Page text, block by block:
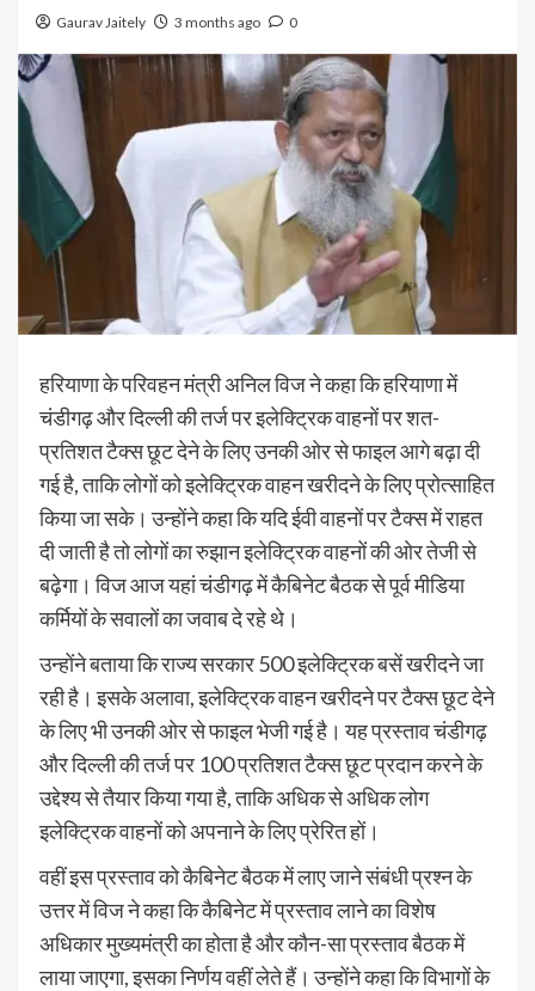
Gaurav Jaitely 3 months ago 0
हरियाणा के परिवहन मंत्री अनिल विज ने कहा कि हरियाणा में
चंडीगढ़ और दिल्ली की तर्ज पर इलेक्ट्रिक वाहनों पर शत-
प्रतिशत टैक्स छूट देने के लिए उनकी ओर से फाइल आगे बढ़ा दी
गई है, ताकि लोगों को इलेक्ट्रिक वाहन खरीदने के लिए प्रोत्साहित
किया जा सके। उन्होंने कहा कि यदि ईवी वाहनों पर टैक्स में राहत
दी जाती है तो लोगों का रुझान इलेक्ट्रिक वाहनों की ओर तेजी से
बढ़ेगा। विज आज यहां चंडीगढ़ में कैबिनेट बैठक से पूर्व मीडिया
कर्मियों के सवालों का जवाब दे रहे थे।
उन्होंने बताया कि राज्य सरकार 500 इलेक्ट्रिक बसें खरीदने जा
रही है। इसके अलावा, इलेक्ट्रिक वाहन खरीदने पर टैक्स छूट देने
के लिए भी उनकी ओर से फाइल भेजी गई है। यह प्रस्ताव चंडीगढ़
और दिल्ली की तर्ज पर 100 प्रतिशत टैक्स छूट प्रदान करने के
उद्देश्य से तैयार किया गया है, ताकि अधिक से अधिक लोग
इलेक्ट्रिक वाहनों को अपनाने के लिए प्रेरित हों।
वहीं इस प्रस्ताव को कैबिनेट बैठक में लाए जाने संबंधी प्रश्न के
उत्तर में विज ने कहा कि कैबिनेट में प्रस्ताव लाने का विशेष
अधिकार मुख्यमंत्री का होता है और कौन-सा प्रस्ताव बैठक में
लाया जाएगा, इसका निर्णय वहीं लेते हैं। उन्होंने कहा कि विभागों के